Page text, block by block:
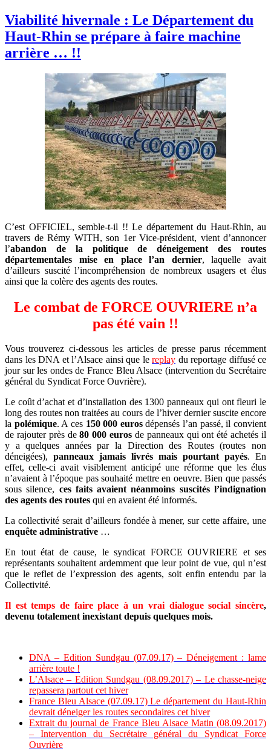
Viabilité hivernale : Le Département du
Haut-Rhin se prépare à faire machine
arrière … !!
C’est OFFICIEL, semble-t-il !! Le département du Haut-Rhin, au
travers de Rémy WITH, son 1er Vice-président, vient d’annoncer
l’abandon de la politique de déneigement des routes
départementales mise en place l’an dernier, laquelle avait
d’ailleurs suscité l’incompréhension de nombreux usagers et élus
ainsi que la colère des agents des routes.
Le combat de FORCE OUVRIERE n’a
pas été vain !!
Vous trouverez ci-dessous les articles de presse parus récemment
dans les DNA et l’Alsace ainsi que le replay du reportage diffusé ce
jour sur les ondes de France Bleu Alsace (intervention du Secrétaire
général du Syndicat Force Ouvrière).
Le coût d’achat et d’installation des 1300 panneaux qui ont fleuri le
long des routes non traitées au cours de l’hiver dernier suscite encore
la polémique. A ces 150 000 eurosdépensés l’an passé, il convient
de rajouter près de80 000 euros de panneaux qui ont été achetés il
y a quelques années par la Direction des Routes (routes non
déneigées), panneaux jamais livrés mais pourtant payés. En
effet, celle-ci avait visiblement anticipé une réforme que les élus
n’avaient à l’époque pas souhaité mettre en oeuvre. Bien que passés
sous silence, ces faits avaient néanmoins suscités l’indignation
des agents des routes qui en avaient été informés.
La collectivité serait d’ailleurs fondée à mener, sur cette affaire, une
enquête administrative …
En tout état de cause, le syndicat FORCE OUVRIERE et ses
représentants souhaitent ardemment que leur point de vue, qui n’est
que le reflet de l’expression des agents, soit enfin entendu par la
Collectivité.
Il est temps de faire place à un vrai dialogue social sincère,
devenu totalement inexistant depuis quelques mois.
DNA – Edition Sundgau (07.09.17) – Déneigement : lame
arrière toute !
L’Alsace – Edition Sundgau (08.09.2017) – Le chasse-neige
repassera partout cet hiver
France Bleu Alsace (07.09.17) Le département du Haut-Rhin
devrait déneiger les routes secondaires cet hiver
Extrait du journal de France Bleu Alsace Matin (08.09.2017)
– Intervention du Secrétaire général du Syndicat Force
Ouvrière